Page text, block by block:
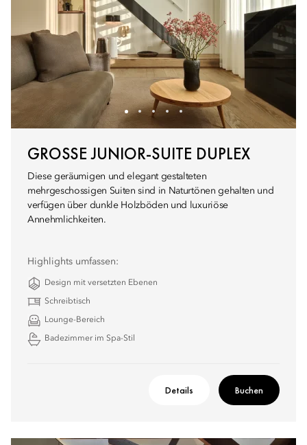
GROSSE JUNIOR-SUITE DUPLEX
Diese geräumigen und elegant gestalteten
mehrgeschossigen Suiten sind in Naturtönen gehalten und
verfügen über dunkle Holzböden und luxuriöse
Annehmlichkeiten.
Highlights umfassen:
Design mit versetzten Ebenen
Schreibtisch
Lounge-Bereich
Badezimmer im Spa-Stil
Details Buchen